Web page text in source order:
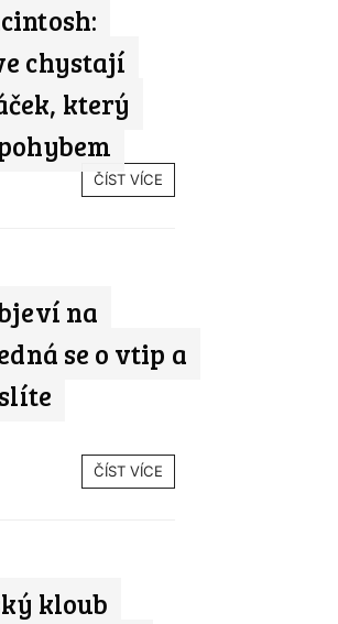
chystají
který
ČÍST VÍCE
na
se o vtip a
ČÍST VÍCE
kloub